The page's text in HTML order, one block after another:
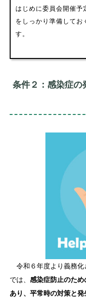
はじめに委員会開催予
をしっかり準備してお
す。
条件２：感染症の
令和６年度より義務化
では、 感染症防止のた
あり、平常時の対策と